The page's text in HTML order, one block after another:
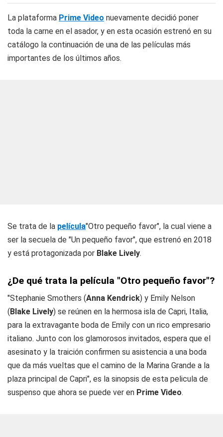
La plataforma Prime Video nuevamente decidió poner
toda la carne en el asador, y en esta ocasión estrenó en su
catálogo la continuación de una de las películas más
importantes de los últimos años.
Se trata de la película"Otro pequeño favor", la cual viene a
ser la secuela de "Un pequeño favor", que estrenó en 2018
y está protagonizada por Blake Lively.
¿De qué trata la película "Otro pequeño favor"?
"Stephanie Smothers (Anna Kendrick) y Emily Nelson
(Blake Lively) se reúnen en la hermosa isla de Capri, Italia,
para la extravagante boda de Emily con un rico empresario
italiano. Junto con los glamorosos invitados, espera que el
asesinato y la traición confirmen su asistencia a una boda
que da más vueltas que el camino de la Marina Grande a la
plaza principal de Capri", es la sinopsis de esta pelicula de
suspenso que ahora se puede ver en Prime Video.